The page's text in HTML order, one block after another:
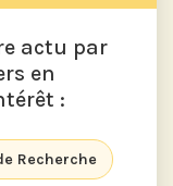
actu par
en
:
Recherche